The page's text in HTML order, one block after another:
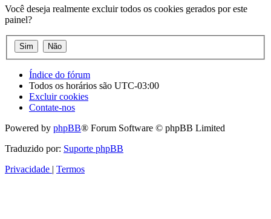
Você deseja realmente excluir todos os cookies gerados por este
painel?
Índice do fórum
Todos os horários são UTC-03:00
Excluir cookies
Contate-nos
Powered by phpBB® Forum Software © phpBB Limited
Traduzido por: Suporte phpBB
Privacidade | Termos